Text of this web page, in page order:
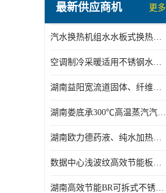
变频供水机组
汽水混合加热器
水处理设备
最新供应商机 更多
汽水换热机组水水板式换热机组板式热交换机组厂家专业定制
空调制冷采暖适用不锈钢水水汽水板式换热器
湖南益阳宽流道固体、纤维、浆状物质加热冷却冷凝蒸发板式换热器
湖南娄底承300℃高温蒸汽汽水二级换热器
湖南欧力德药液、纯水加热、冷却、蒸发及杀菌用卫生级板式换热器
数据中心浅波纹高效节能板式换热器
湖南高效节能BR可拆式不锈钢板式换热器厂家定制